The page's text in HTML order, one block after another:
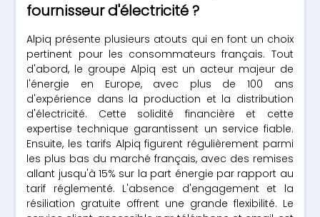
fournisseur d'électricité ?
Alpiq présente plusieurs atouts qui en font un choix
pertinent pour les consommateurs français. Tout
d'abord, le groupe Alpiq est un acteur majeur de
l'énergie en Europe, avec plus de 100 ans
d'expérience dans la production et la distribution
d'électricité. Cette solidité financière et cette
expertise technique garantissent un service fiable.
Ensuite, les tarifs Alpiq figurent régulièrement parmi
les plus bas du marché français, avec des remises
allant jusqu'à 15% sur la part énergie par rapport au
tarif réglementé. L'absence d'engagement et la
résiliation gratuite offrent une grande flexibilité. Le